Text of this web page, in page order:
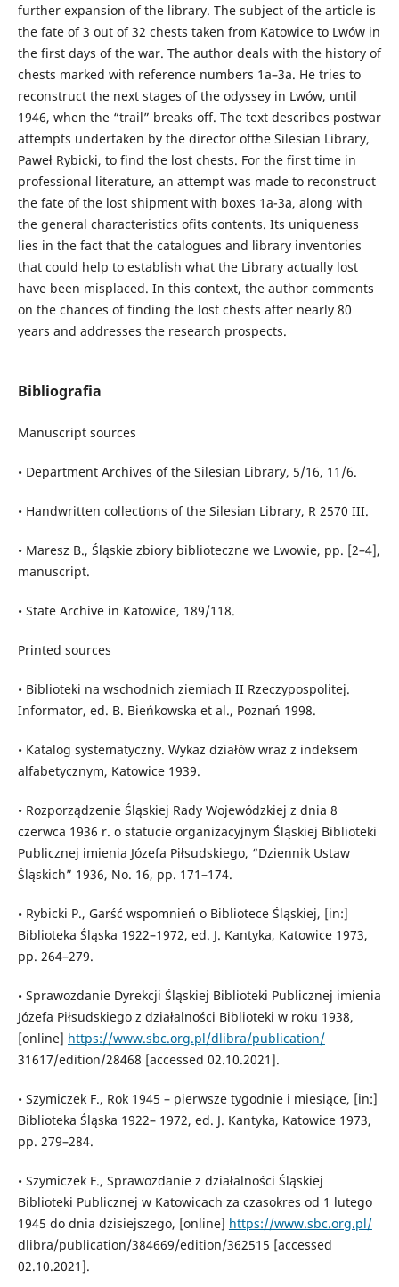
further expansion of the library. The subject of the article is
the fate of 3 out of 32 chests taken from Katowice to Lwów in
the first days of the war. The author deals with the history of
chests marked with reference numbers 1a–3a. He tries to
reconstruct the next stages of the odyssey in Lwów, until
1946, when the “trail” breaks off. The text describes postwar
attempts undertaken by the director ofthe Silesian Library,
Paweł Rybicki, to find the lost chests. For the first time in
professional literature, an attempt was made to reconstruct
the fate of the lost shipment with boxes 1a-3a, along with
the general characteristics ofits contents. Its uniqueness
lies in the fact that the catalogues and library inventories
that could help to establish what the Library actually lost
have been misplaced. In this context, the author comments
on the chances of finding the lost chests after nearly 80
years and addresses the research prospects.
Bibliografia
Manuscript sources
• Department Archives of the Silesian Library, 5/16, 11/6.
• Handwritten collections of the Silesian Library, R 2570 III.
• Maresz B., Śląskie zbiory biblioteczne we Lwowie, pp. [2–4],
manuscript.
• State Archive in Katowice, 189/118.
Printed sources
• Biblioteki na wschodnich ziemiach II Rzeczypospolitej.
Informator, ed. B. Bieńkowska et al., Poznań 1998.
• Katalog systematyczny. Wykaz działów wraz z indeksem
alfabetycznym, Katowice 1939.
• Rozporządzenie Śląskiej Rady Wojewódzkiej z dnia 8
czerwca 1936 r. o statucie organizacyjnym Śląskiej Biblioteki
Publicznej imienia Józefa Piłsudskiego, “Dziennik Ustaw
Śląskich” 1936, No. 16, pp. 171–174.
• Rybicki P., Garść wspomnień o Bibliotece Śląskiej, [in:]
Biblioteka Śląska 1922–1972, ed. J. Kantyka, Katowice 1973,
pp. 264–279.
• Sprawozdanie Dyrekcji Śląskiej Biblioteki Publicznej imienia
Józefa Piłsudskiego z działalności Biblioteki w roku 1938,
[online] https://www.sbc.org.pl/dlibra/publication/
31617/edition/28468 [accessed 02.10.2021].
• Szymiczek F., Rok 1945 – pierwsze tygodnie i miesiące, [in:]
Biblioteka Śląska 1922– 1972, ed. J. Kantyka, Katowice 1973,
pp. 279–284.
• Szymiczek F., Sprawozdanie z działalności Śląskiej
Biblioteki Publicznej w Katowicach za czasokres od 1 lutego
1945 do dnia dzisiejszego, [online] https://www.sbc.org.pl/
dlibra/publication/384669/edition/362515 [accessed
02.10.2021].